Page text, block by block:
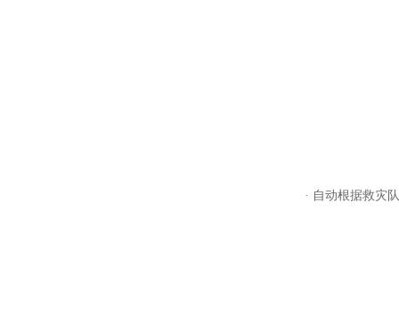
· 自动根据救灾队